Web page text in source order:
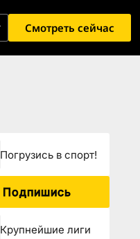
Смотреть сейчас
Погрузиcь в спорт!
Подпишись
Крупнейшие лиги